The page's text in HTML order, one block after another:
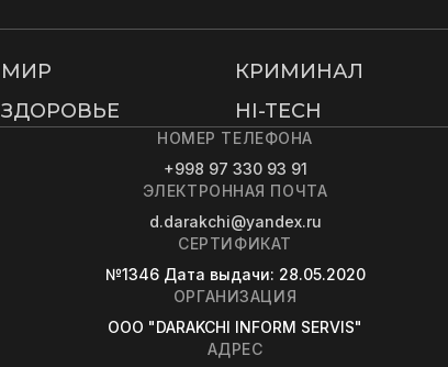
МИР КРИМИНАЛ
ЗДОРОВЬЕ HI-TECH
НОМЕР ТЕЛЕФОНА
+998 97 330 93 91
ЭЛЕКТРОННАЯ ПОЧТА
d.darakchi@yandex.ru
СЕРТИФИКАТ
№1346 Дата выдачи: 28.05.2020
ОРГАНИЗАЦИЯ
OOO "DARAKCHI INFORM SERVIS"
АДРЕС